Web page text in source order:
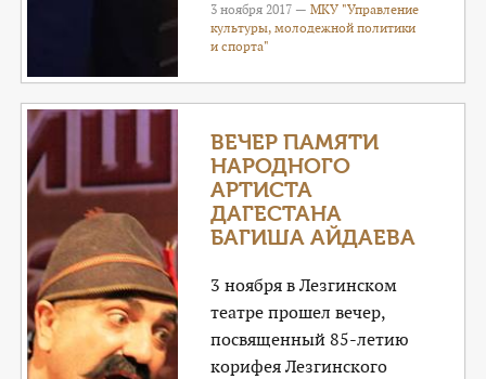
3 ноября 2017 —МКУ "Управление
культуры, молодежной политики
и спорта"
ВЕЧЕР ПАМЯТИ
НАРОДНОГО
АРТИСТА
ДАГЕСТАНА
БАГИША АЙДАЕВА
3 ноября в Лезгинском
театре прошел вечер,
посвященный 85-летию
корифея Лезгинского